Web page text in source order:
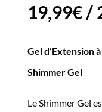
19,99€/
Gel d’Extension
Shimmer Gel
Le Shimmer Gel